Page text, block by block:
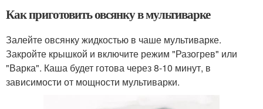
Как приготовить овсянку в мультиварке
Залейте овсянку жидкостью в чаше мультиварке.
Закройте крышкой и включите режим "Разогрев" или
"Варка". Каша будет готова через 8-10 минут, в
зависимости от мощности мультиварки.